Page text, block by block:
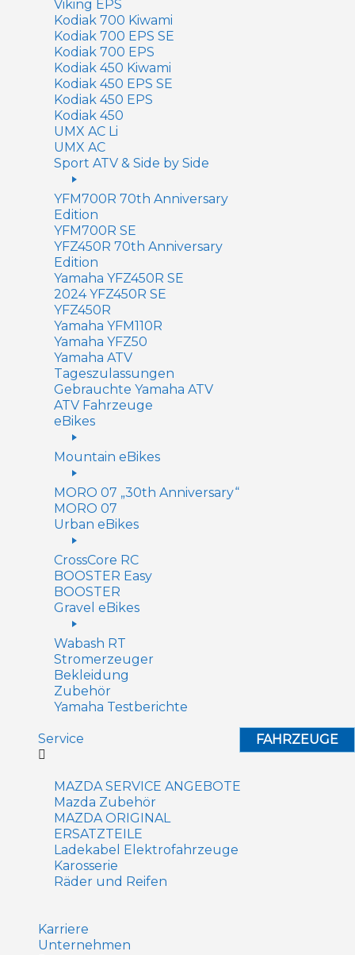
Viking EPS
Kodiak 700 Kiwami
Kodiak 700 EPS SE
Kodiak 700 EPS
Kodiak 450 Kiwami
Kodiak 450 EPS SE
Kodiak 450 EPS
Kodiak 450
UMX AC Li
UMX AC
Sport ATV & Side by Side
YFM700R 70th Anniversary
Edition
YFM700R SE
YFZ450R 70th Anniversary
Edition
Yamaha YFZ450R SE
2024 YFZ450R SE
YFZ450R
Yamaha YFM110R
Yamaha YFZ50
Yamaha ATV
Tageszulassungen
Gebrauchte Yamaha ATV
ATV Fahrzeuge
eBikes
Mountain eBikes
MORO 07 „30th Anniversary“
MORO 07
Urban eBikes
CrossCore RC
BOOSTER Easy
BOOSTER
Gravel eBikes
Wabash RT
Stromerzeuger
Bekleidung
Zubehör
Yamaha Testberichte
FAHRZEUGE
Service
MAZDA SERVICE ANGEBOTE
Mazda Zubehör
MAZDA ORIGINAL
ERSATZTEILE
Ladekabel Elektrofahrzeuge
Karosserie
Räder und Reifen
Karriere
Unternehmen